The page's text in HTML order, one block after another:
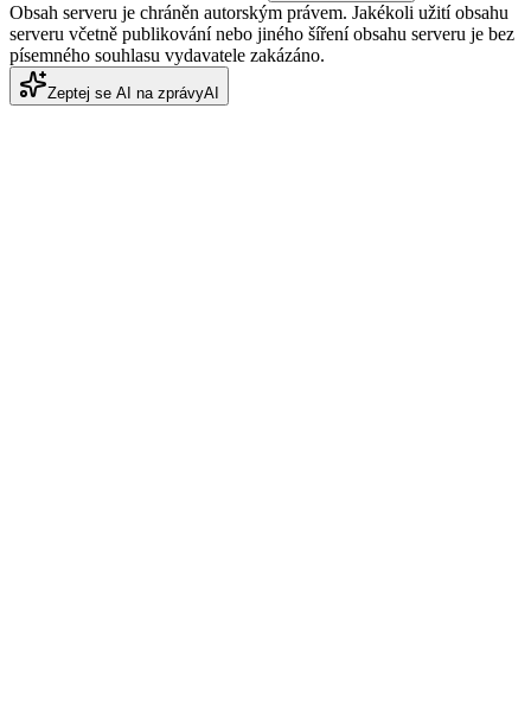
Obsah serveru je chráněn autorským právem. Jakékoli užití obsahu
serveru včetně publikování nebo jiného šíření obsahu serveru je bez
písemného souhlasu vydavatele zakázáno.
Zeptej se AI na zprávyAI